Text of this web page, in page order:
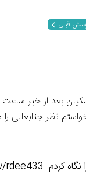
قبلی
جنابعالی را در